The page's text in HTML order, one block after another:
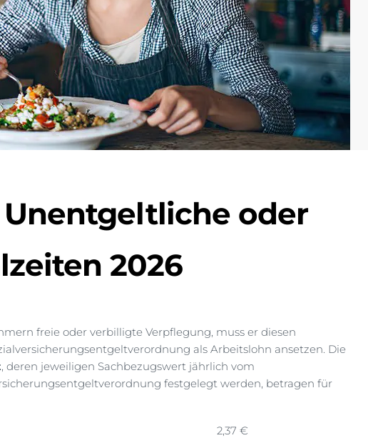
oder
2026
freie oder verbilligte Verpflegung, muss er diesen
als Arbeitslohn ansetzen. Die
, deren jeweiligen Sachbezugswert jährlich vom
festgelegt werden, betragen für
2,37 €